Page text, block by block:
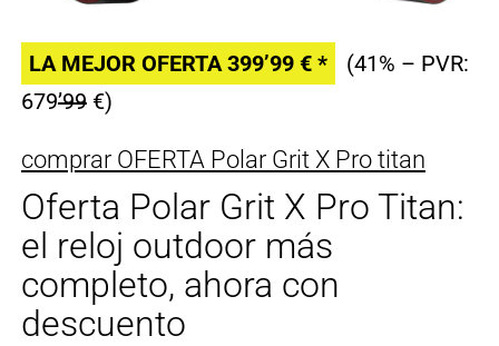
LA MEJOR OFERTA 399’99 € *
(41% – PVR:
679’99€)
comprar OFERTA Polar Grit X Pro titan
Oferta Polar Grit X Pro Titan:
el reloj outdoor más
completo, ahora con
descuento